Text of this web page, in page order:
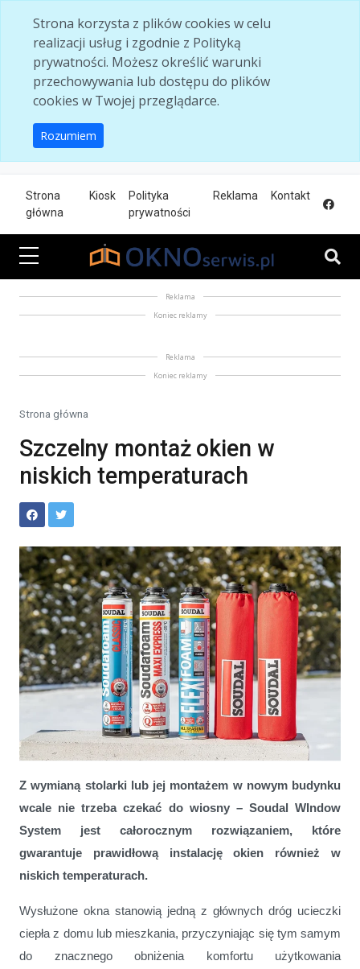
Strona korzysta z plików cookies w celu
realizacji usług i zgodnie z Polityką
prywatności. Możesz określić warunki
przechowywania lub dostępu do plików
cookies w Twojej przeglądarce.
Rozumiem
Strona
główna
Kiosk
Polityka
prywatności
Reklama Kontakt
Reklama
Koniec reklamy
Reklama
Koniec reklamy
Strona główna
Szczelny montaż okien w
niskich temperaturach
Z wymianą stolarki lub jej montażem w nowym budynku
wcale nie trzeba czekać do wiosny – Soudal WIndow
System jest całorocznym rozwiązaniem, które
gwarantuje prawidłową instalację okien również w
niskich temperaturach.
Wysłużone okna stanowią jedną z głównych dróg ucieczki
ciepła z domu lub mieszkania, przyczyniając się tym samym
do znacznego obniżenia komfortu użytkowania